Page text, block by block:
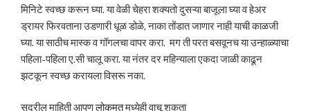
मिनिटे स्वच्छ करून घ्या. या वेळी चेहरा शक्यतो दुसऱ्या बाजूला घ्या व हेअर
ड्रायर फिरवताना उडणारी धूळ डोळे, नाका तोंडात जाणार नाही याची काळजी
घ्या. या साठीच मास्क व गॉगलचा वापर करा. मग ती परत बसवूनच या उन्हाळ्याचा
पहिला-पहिला ए.सी चालू करा. या नंतर दर महिन्याला एकदा जाळी काढून
झटकून स्वच्छ करायला विसरू नका.
सदरील माहिती आपणलोकमतमध्येही वाचू शकता